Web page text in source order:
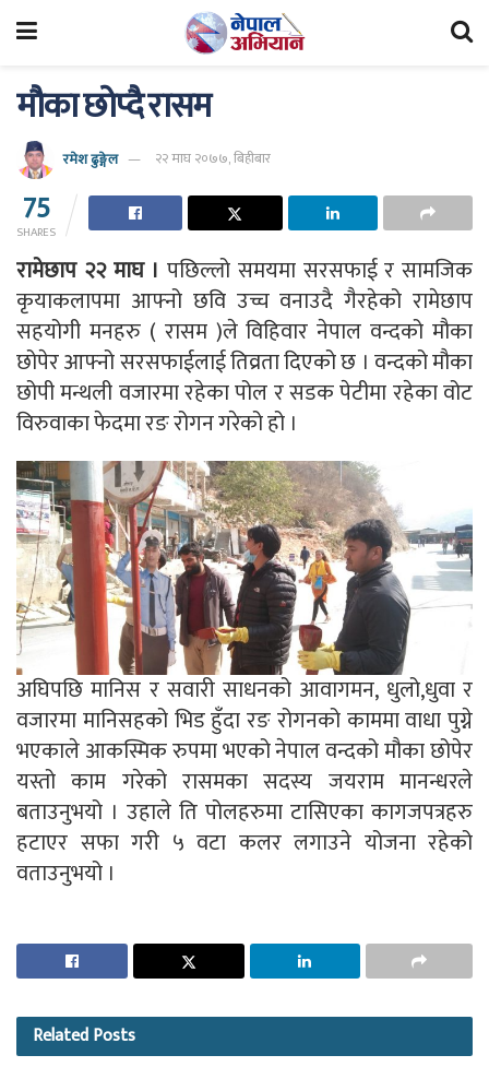
मौका छोप्दै रासम
रमेश ढुङ्गेल २२ माघ २०७७, बिहीबार
75
SHARES
रामेछाप २२ माघ । पछिल्लो समयमा सरसफाई र सामजिक
कृयाकलापमा आफ्नो छवि उच्च वनाउदै गैरहेको रामेछाप
सहयोगी मनहरु ( रासम )ले विहिवार नेपाल वन्दको मौका
छोपेर आफ्नो सरसफाईलाई तिव्रता दिएको छ । वन्दको मौका
छोपी मन्थली वजारमा रहेका पोल र सडक पेटीमा रहेका वोट
विरुवाका फेदमा रङ रोगन गरेको हो ।
अघिपछि मानिस र सवारी साधनको आवागमन, धुलो,धुवा र
वजारमा मानिसहको भिड हुँदा रङ रोगनको काममा वाधा पुग्ने
भएकाले आकस्मिक रुपमा भएको नेपाल वन्दको मौका छोपेर
यस्तो काम गरेको रासमका सदस्य जयराम मानन्धरले
बताउनुभयो । उहाले ति पोलहरुमा टासिएका कागजपत्रहरु
हटाएर सफा गरी ५ वटा कलर लगाउने योजना रहेको
वताउनुभयो ।
RelatedPosts